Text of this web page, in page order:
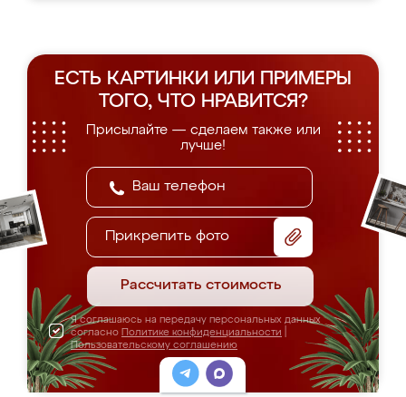
ЕСТЬ КАРТИНКИ ИЛИ ПРИМЕРЫ
ТОГО, ЧТО НРАВИТСЯ?
Присылайте — сделаем также или
лучше!
Прикрепить фото
Рассчитать стоимость
Я соглашаюсь на передачу персональных данных
согласно Политике конфиденциальности
Пользовательскому соглашению